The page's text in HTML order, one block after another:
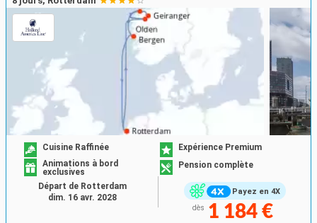
Payez en 4X
Cuisine Raffinée
Expérience Premium
Animations à bord
exclusives
Pension complète
dès 1 184 €
Départ de Rotterdam
dim. 16 avr. 2028